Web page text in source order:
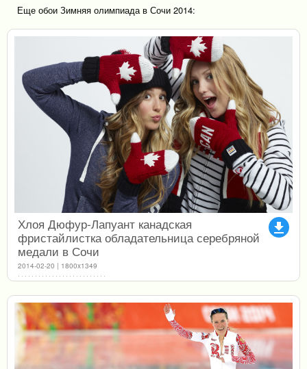
Еще обои Зимняя олимпиада в Сочи 2014:
file_download
Хлоя Дюфур-Лапуант канадская
фристайлистка обладательница серебряной
медали в Сочи
2014-02-20 | 1800x1349